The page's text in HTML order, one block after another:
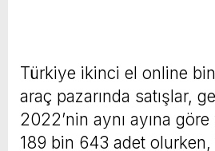
Türkiye ikinci el online
araç pazarında satışlar,
2022’nin aynı ayına
189 bin 643 adet